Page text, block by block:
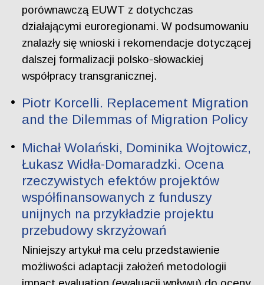
porównawczą EUWT z dotychczas
działającymi euroregionami. W podsumowaniu
znalazły się wnioski i rekomendacje dotyczącej
dalszej formalizacji polsko-słowackiej
współpracy transgranicznej.
Piotr Korcelli. Replacement Migration
and the Dilemmas of Migration Policy
Michał Wolański, Dominika Wojtowicz,
Łukasz Widła-Domaradzki. Ocena
rzeczywistych efektów projektów
współfinansowanych z funduszy
unijnych na przykładzie projektu
przebudowy skrzyżowań
Niniejszy artykuł ma celu przedstawienie
możliwości adaptacji założeń metodologii